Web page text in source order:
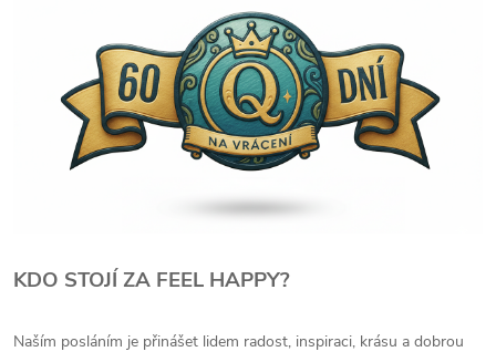
KDO STOJÍ ZA FEEL HAPPY?
Naším posláním je přinášet lidem radost, inspiraci, krásu a dobrou